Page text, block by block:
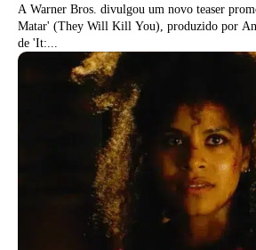
A Warner Bros. divulgou um novo teaser
Matar' (They Will Kill You), produzido por
de 'It:...